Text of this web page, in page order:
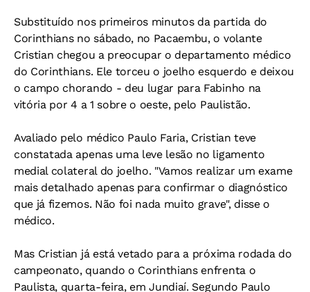
Substituído nos primeiros minutos da partida do
Corinthians no sábado, no Pacaembu, o volante
Cristian chegou a preocupar o departamento médico
do Corinthians. Ele torceu o joelho esquerdo e deixou
o campo chorando - deu lugar para Fabinho na
vitória por 4 a 1 sobre o oeste, pelo Paulistão.
Avaliado pelo médico Paulo Faria, Cristian teve
constatada apenas uma leve lesão no ligamento
medial colateral do joelho. "Vamos realizar um exame
mais detalhado apenas para confirmar o diagnóstico
que já fizemos. Não foi nada muito grave", disse o
médico.
Mas Cristian já está vetado para a próxima rodada do
campeonato, quando o Corinthians enfrenta o
Paulista, quarta-feira, em Jundiaí. Segundo Paulo